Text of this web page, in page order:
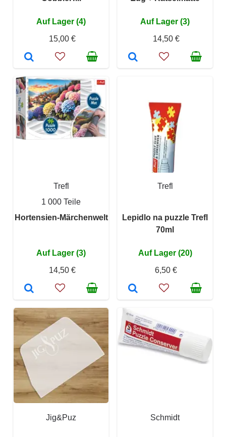
Auf Lager (4)
15,00 €
Auf Lager (3)
14,50 €
Trefl
1 000 Teile
Hortensien-Märchenwelt
Auf Lager (3)
14,50 €
Trefl
Lepidlo na puzzle Trefl
70ml
Auf Lager (20)
6,50 €
Jig&Puz Schmidt